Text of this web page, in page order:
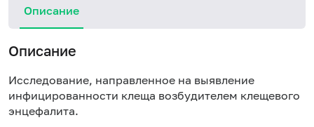
Описание
Описание
Исследование, направленное на выявление
инфицированности клеща возбудителем клещевого
энцефалита.